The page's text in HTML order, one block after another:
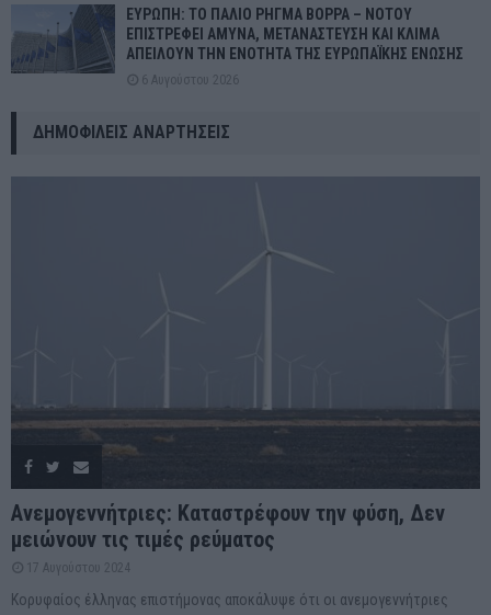
ΕΥΡΩΠΗ: ΤΟ ΠΑΛΙΟ ΡΗΓΜΑ ΒΟΡΡΑ – ΝΟΤΟΥ
ΕΠΙΣΤΡΕΦΕΙ ΑΜΥΝΑ, ΜΕΤΑΝΑΣΤΕΥΣΗ ΚΑΙ ΚΛΙΜΑ
ΑΠΕΙΛΟΥΝ ΤΗΝ ΕΝΟΤΗΤΑ ΤΗΣ ΕΥΡΩΠΑΪΚΗΣ ΕΝΩΣΗΣ
6 Αυγούστου 2026
ΔΗΜΟΦΙΛΕΊΣ ΑΝΑΡΤΉΣΕΙΣ
Ανεμογεννήτριες: Καταστρέφουν την φύση, Δεν
μειώνουν τις τιμές ρεύματος
17 Αυγούστου 2024
Κορυφαίος έλληνας επιστήμονας αποκάλυψε ότι οι ανεμογεννήτριες